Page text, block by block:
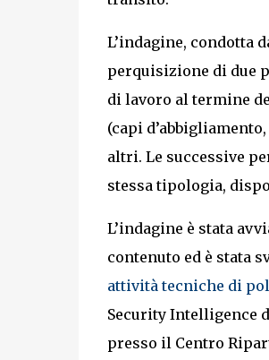
L’indagine, condotta
perquisizione di due
di lavoro al termine
(capi
altri. Le successive
stessa tipologia,
L’indagine è stata
contenuto ed è stata
attività tecniche di
Security Intelligence
presso il Centro